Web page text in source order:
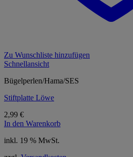
Zu Wunschliste hinzufügen
Schnellansicht
Bügelperlen/Hama/SES
Stiftplatte Löwe
2,99 €
In den Warenkorb
inkl. 19 % MwSt.